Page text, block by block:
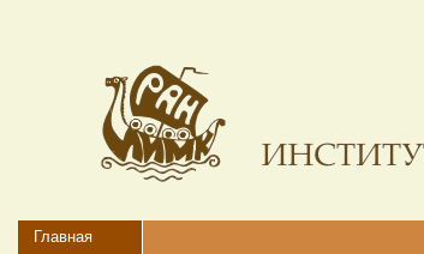
навигации
Navigation
Главная